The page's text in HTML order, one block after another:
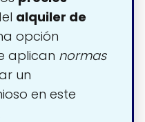
alquiler de
opción
aplican normas
un
en este